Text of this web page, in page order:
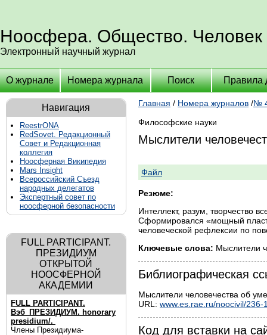
Ноосфера. Общество. Человек
Электронный научный журнал
О журнале Номера журнала Поиск Правила
Навигация
ReestrONA
RedSovet. Редакционный
Совет и Редакционная
коллегия
Ноосферная Википедия
Mars Insight
Всероссийский Съезд
народных делегатов
Экспертный совет по
ноосферной безопасности
FULL PARTICIPANT.
ПРЕЗИДИУМ
ОТКРЫТОЙ
НООСФЕРНОЙ
АКАДЕМИИ
FULL PARTICIPANT.
Вэб_ПРЕЗИДИУМ. honorary
presidium/.
Члены Президиума-
Главная / Номера журналов /№
Философские науки
Мыслители
Файл
Резюме:
Интеллект, разум, творчество
Сформировался «мощный
человеческой рефлексии по
Ключевые слова: Мыслители
Библиографическая
Мыслители человечества об
URL: www.es.rae.ru/noocivil/236-
Код для вставки на